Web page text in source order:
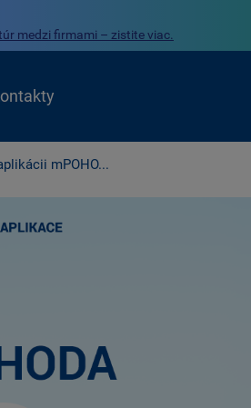
medzi firmami – zistite viac.
mPOHO...